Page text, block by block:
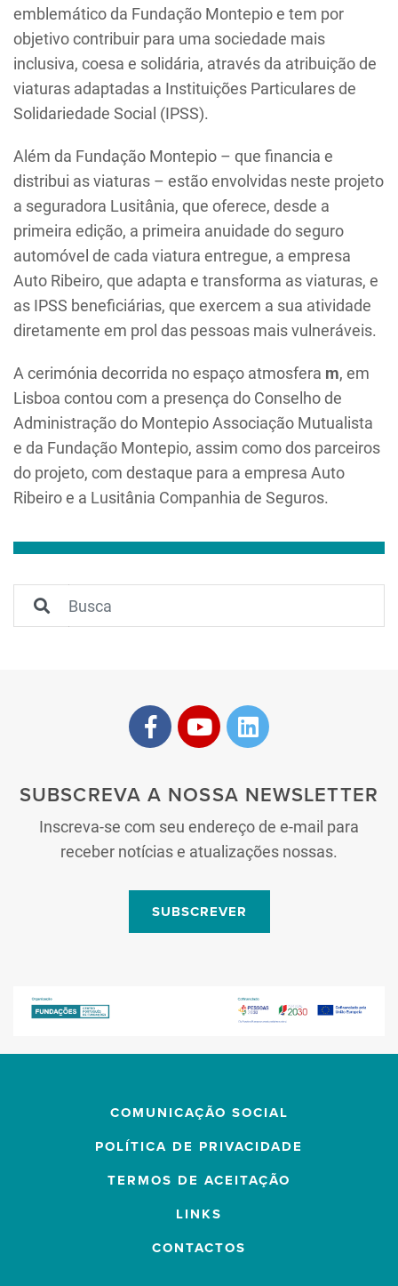
emblemático da Fundação Montepio e tem por
objetivo contribuir para uma sociedade mais
inclusiva, coesa e solidária, através da atribuição de
viaturas adaptadas a Instituições Particulares de
Solidariedade Social (IPSS).
Além da Fundação Montepio – que financia e
distribui as viaturas – estão envolvidas neste projeto
a seguradora Lusitânia, que oferece, desde a
primeira edição, a primeira anuidade do seguro
automóvel de cada viatura entregue, a empresa
Auto Ribeiro, que adapta e transforma as viaturas, e
as IPSS beneficiárias, que exercem a sua atividade
diretamente em prol das pessoas mais vulneráveis.
A cerimónia decorrida no espaço atmosfera m, em
Lisboa contou com a presença do Conselho de
Administração do Montepio Associação Mutualista
e da Fundação Montepio, assim como dos parceiros
do projeto, com destaque para a empresa Auto
Ribeiro e a Lusitânia Companhia de Seguros.
SUBSCREVA A NOSSA NEWSLETTER
Inscreva-se com seu endereço de e-mail para
receber notícias e atualizações nossas.
SUBSCREVER
COMUNICAÇÃO SOCIAL
POLÍTICA DE PRIVACIDADE
TERMOS DE ACEITAÇÃO
LINKS
CONTACTOS